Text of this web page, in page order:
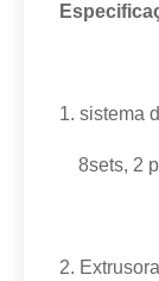
1. sistema
8sets, 2
2.